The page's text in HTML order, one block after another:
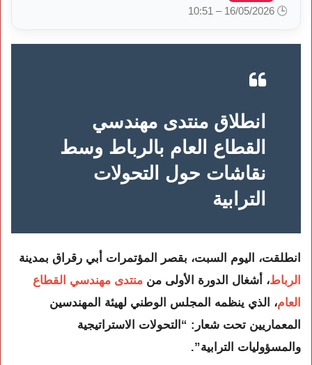
🕒 16/05/2026 – 10:51
انطلاق منتدى مهندسي
القطاع العام بالرباط وسط
نقاشات حول التحولات
الترابية
انطلقت، اليوم السبت، بقصر المؤتمرات أبي رقراق بمدينة
الرباط، أشغال الدورة الأولى من منتدى مهندسي القطاع
العام، الذي ينظمه المجلس الوطني لهيئة المهندسين
المعماريين تحت شعار: “التحولات الاستراتيجية
والمسؤوليات الترابية”.